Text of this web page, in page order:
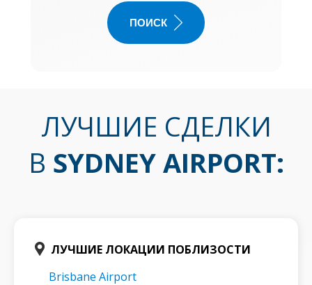
ПОИСК
ЛУЧШИЕ СДЕЛКИ
В SYDNEY AIRPORT:
ЛУЧШИЕ ЛОКАЦИИ ПОБЛИЗОСТИ
Brisbane Airport